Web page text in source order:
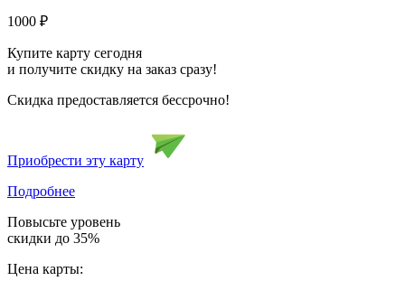
1000 ₽
Купите карту сегодня
и получите скидку на заказ сразу!
Скидка предоставляется бессрочно!
Приобрести эту карту
Подробнее
Повысьте уровень
скидки до 35%
Цена карты: